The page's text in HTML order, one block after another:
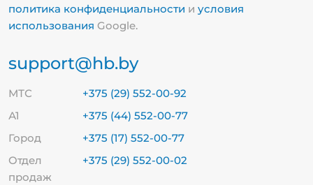
политика конфиденциальности и условия
использования Google.
support@hb.by
МТС
+375 (29) 552-00-92
А1
+375 (44) 552-00-77
Город
+375 (17) 552-00-77
Отдел
продаж
+375 (29) 552-00-02